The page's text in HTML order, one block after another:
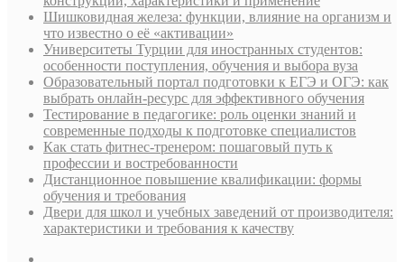
Шишковидная железа: функции, влияние на организм и
что известно о её «активации»
Университеты Турции для иностранных студентов:
особенности поступления, обучения и выбора вуза
Образовательный портал подготовки к ЕГЭ и ОГЭ: как
выбрать онлайн-ресурс для эффективного обучения
Тестирование в педагогике: роль оценки знаний и
современные подходы к подготовке специалистов
Как стать фитнес-тренером: пошаговый путь к
профессии и востребованности
Дистанционное повышение квалификации: формы
обучения и требования
Двери для школ и учебных заведений от производителя:
характеристики и требования к качеству